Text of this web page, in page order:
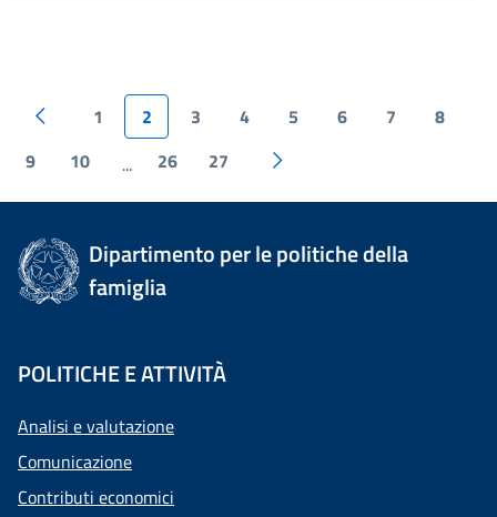
1 2 3 4 5 6 7
8
9
10 ... 26 27
Dipartimento per le politiche della
famiglia
POLITICHE E ATTIVITÀ
Analisi e valutazione
Comunicazione
Contributi economici